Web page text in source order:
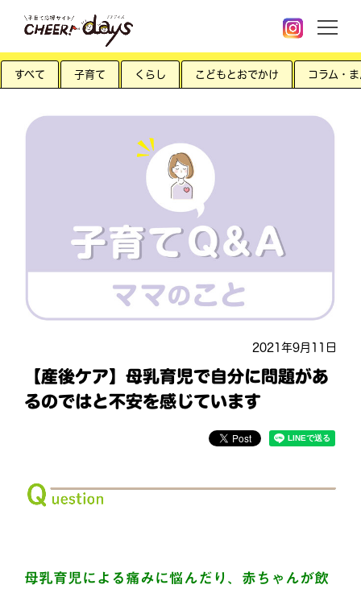
すべて 子育て くらし こどもとおでかけ コラム・
2021年9月11日
【産後ケア】母乳育児で自分に問題があ
るのではと不安を感じています
母乳育児による痛みに悩んだり、赤ちゃんが飲